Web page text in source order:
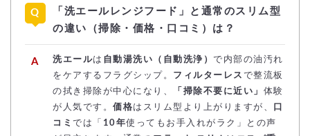
「洗エールレンジフード」と通常のスリム型
の違い（掃除・価格・口コミ）は？
洗エールは 自動湯洗い（自動洗浄） で内部の油汚れ
をケアするフラグシップ。 フィルターレス で整流板
の拭き掃除が中心になり、
「掃除不要に近い」 体験
が人気です。 価格はスリム型より上がりますが、
口
コミ では「 10年使ってもお手入れがラク」との声